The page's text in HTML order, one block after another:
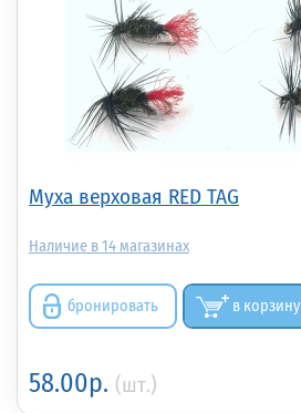
Муха верховая RED TAG
14
бронировать в корзину
58.00р. (шт.)